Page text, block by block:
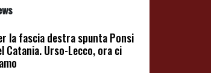
la fascia destra spunta Ponsi
Catania. Urso-Lecco, ora ci